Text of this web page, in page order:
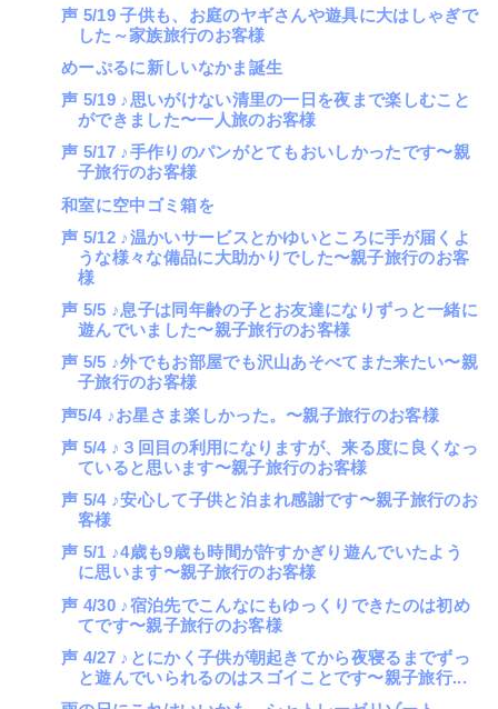
声 5/19 子供も、お庭のヤギさんや遊具に大はしゃぎで
した～家族旅行のお客様
めーぷるに新しいなかま誕生
声 5/19 ♪思いがけない清里の一日を夜まで楽しむこと
ができました〜一人旅のお客様
声 5/17 ♪手作りのパンがとてもおいしかったです〜親
子旅行のお客様
和室に空中ゴミ箱を
声 5/12 ♪温かいサービスとかゆいところに手が届くよ
うな様々な備品に大助かりでした〜親子旅行のお客
様
声 5/5 ♪息子は同年齢の子とお友達になりずっと一緒に
遊んでいました〜親子旅行のお客様
声 5/5 ♪外でもお部屋でも沢山あそべてまた来たい〜親
子旅行のお客様
声5/4 ♪お星さま楽しかった。〜親子旅行のお客様
声 5/4 ♪３回目の利用になりますが、来る度に良くなっ
ていると思います〜親子旅行のお客様
声 5/4 ♪安心して子供と泊まれ感謝です〜親子旅行のお
客様
声 5/1 ♪4歳も9歳も時間が許すかぎり遊んでいたよう
に思います〜親子旅行のお客様
声 4/30 ♪宿泊先でこんなにもゆっくりできたのは初め
てです〜親子旅行のお客様
声 4/27 ♪とにかく子供が朝起きてから夜寝るまでずっ
と遊んでいられるのはスゴイことです〜親子旅行...